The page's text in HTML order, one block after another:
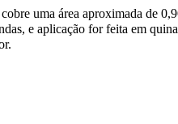
uma área aproximada de
e aplicação for feita em